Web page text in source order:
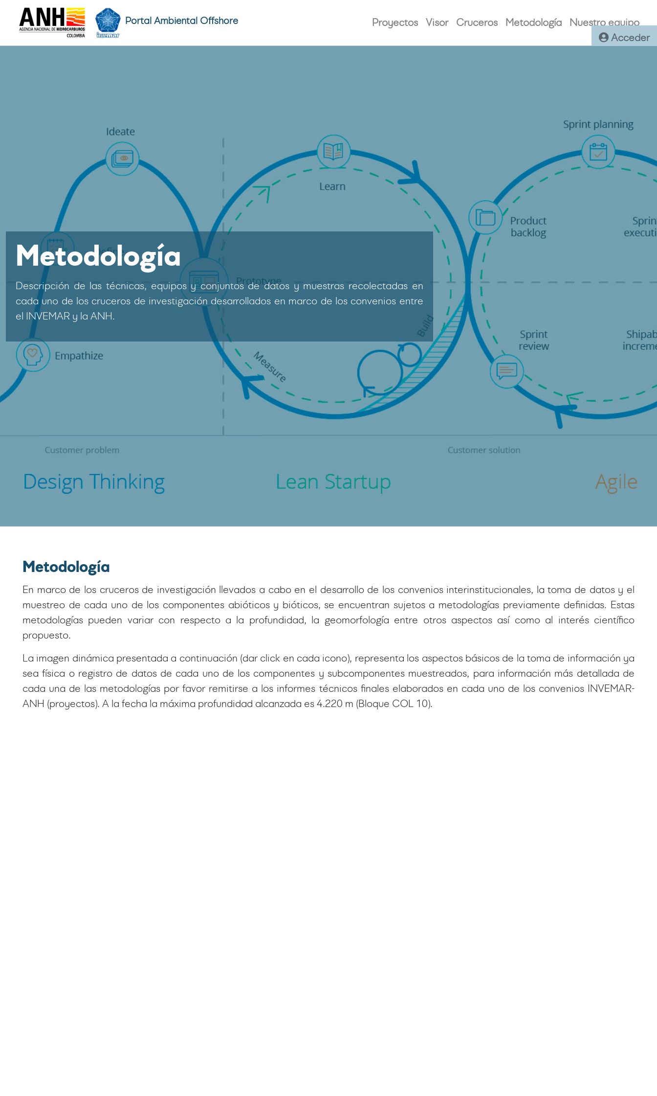
Portal Ambiental Offshore Proyectos Visor Cruceros Metodología
Nuestro equipo
Acceder
Metodología
Descripción de las técnicas, equipos y conjuntos de datos y muestras recolectadas en
cada uno de los cruceros de investigación desarrollados en marco de los convenios entre
el INVEMAR y la ANH.
Metodología
En marco de los cruceros de investigación llevados a cabo en el desarrollo de los convenios interinstitucionales, la toma de datos y el
muestreo de cada uno de los componentes abióticos y bióticos, se encuentran sujetos a metodologías previamente definidas. Estas
metodologías pueden variar con respecto a la profundidad, la geomorfología entre otros aspectos así como al interés científico
propuesto.
La imagen dinámica presentada a continuación (dar click en cada icono), representa los aspectos básicos de la toma de información ya
sea física o registro de datos de cada uno de los componentes y subcomponentes muestreados, para información más detallada de
cada una de las metodologías por favor remitirse a los informes técnicos finales elaborados en cada uno de los convenios INVEMAR-
ANH (proyectos). A la fecha la máxima profundidad alcanzada es 4.220 m (Bloque COL 10).